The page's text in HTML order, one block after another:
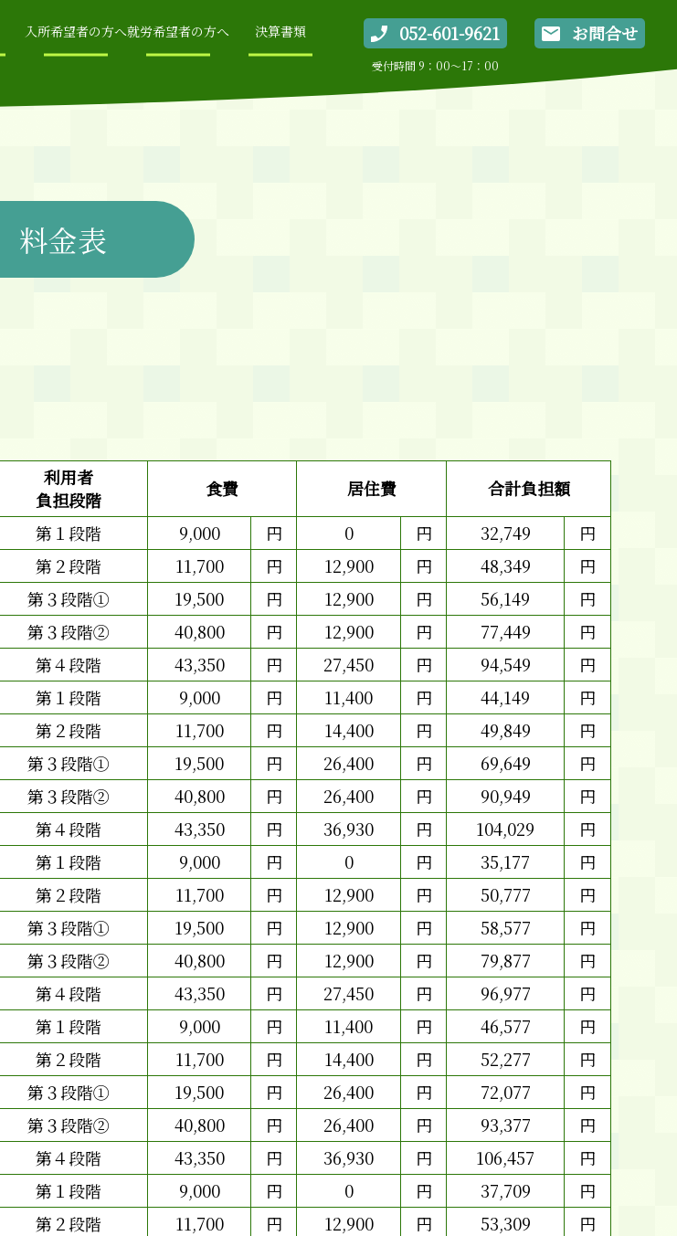
入所希望者の方へ就労希望者の方へ 決算書類 052-601-9621
受付時間 9：00～17：00
お問合せ
料金表
利用者
負担段階
食費 居住費 合計負担額
第１段階 9,000 円 0 円 32,749
円
第２段階
11,700 円 12,900 円 48,349
円
第３段階①
19,500 円 12,900 円 56,149
円
第３段階②
40,800 円 12,900 円 77,449
円
第４段階
43,350 円 27,450 円 94,549 円
第１段階 9,000 円 11,400 円 44,149
円
第２段階
11,700 円 14,400 円 49,849
円
第３段階①
19,500 円 26,400 円 69,649
円
第３段階②
40,800 円 26,400 円 90,949
円
第４段階
43,350 円 36,930 円 104,029 円
第１段階 9,000 円 0 円 35,177
円
第２段階
11,700 円 12,900 円 50,777
円
第３段階①
19,500 円 12,900 円 58,577
円
第３段階②
40,800 円 12,900 円 79,877
円
第４段階
43,350 円 27,450 円 96,977 円
第１段階 9,000 円 11,400 円 46,577
円
第２段階
11,700 円 14,400 円 52,277
円
第３段階①
19,500 円 26,400 円 72,077
円
第３段階②
40,800 円 26,400 円 93,377
円
第４段階
43,350 円 36,930 円 106,457 円
第１段階 9,000 円 0 円 37,709
円
第２段階
11,700 円 12,900 円 53,309
円